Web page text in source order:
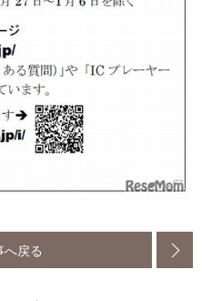
へ戻る